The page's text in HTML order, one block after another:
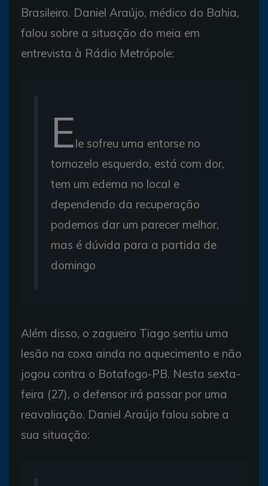
Brasileiro. Daniel Araújo, médico do Bahia,
falou sobre a situação do meia em
entrevista à Rádio Metrópole:
Ele sofreu uma entorse no
tornozelo esquerdo, está com dor,
tem um edema no local e
dependendo da recuperação
podemos dar um parecer melhor,
mas é dúvida para a partida de
domingo
Além disso, o zagueiro Tiago sentiu uma
lesão na coxa ainda no aquecimento e não
jogou contra o Botafogo-PB. Nesta sexta-
feira (27), o defensor irá passar por uma
reavaliação. Daniel Araújo falou sobre a
sua situação: